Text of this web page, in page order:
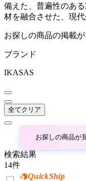
アイネクス
アルナ
Andreu World
アンドリュ
備えた、普遍性のあ
材を融合させた、現
お探しの商品の掲載
ブランド
IKASAS
全てクリア
お探しの商品が
検索結果
14件
QuickShip